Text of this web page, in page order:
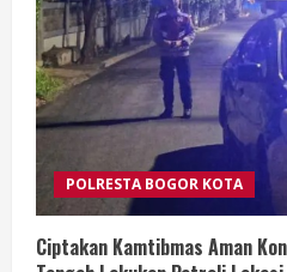
POLRESTA BOGOR KOTA
Ciptakan Kamtibmas Aman